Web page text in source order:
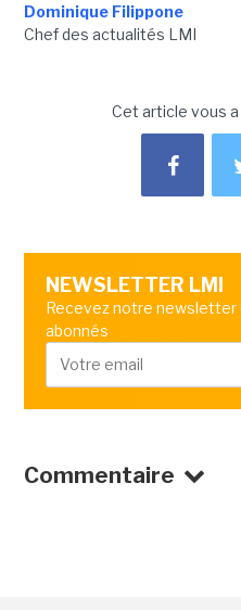
Dominique Filippone
Chef des actualités LMI
Cet article vous a
NEWSLETTER LMI
Recevez notre
abonnés
Commentaire